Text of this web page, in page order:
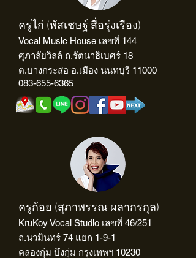
ครูไก่ (พัสเชษฐ์ สื่อรุ่งเรือง)
Vocal Music House เลขที่ 144
ศุภาลัยวิลล์ ถ.รัตนาธิเบศร์ 18
ต.บางกระสอ อ.เมือง นนทบุรี 11000
083-655-6365
ครูก้อย (สุภาพรรณ ผลากรกุล)
KruKoy Vocal Studio เลขที่ 46/251
ถ.นวมินทร์ 74 แยก 1-9-1
คลองกุ่ม บึงกุ่ม กรุงเทพฯ 10230